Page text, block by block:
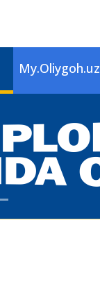
My.Oliygoh.uz